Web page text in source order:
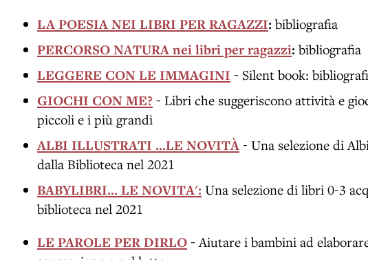
LA POESIA NEI LIBRI PER RAGAZZI: bibliografia
PERCORSO NATURA nei libri per ragazzi: bibliografia
LEGGERE CON LE IMMAGINI - Silent book:
GIOCHI CON ME? - Libri che suggeriscono attività e
piccoli e i più grandi
ALBI ILLUSTRATI ...LE NOVITÀ - Una selezione di
dalla Biblioteca nel 2021
BABYLIBRI... LE NOVITA': Una selezione di libri 0-3
biblioteca nel 2021
LE PAROLE PER DIRLO - Aiutare i bambini ad